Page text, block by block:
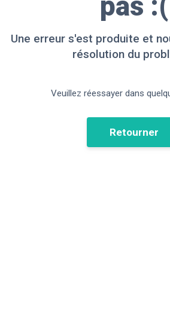
Une erreur s'est produite et
résolution du
Veuillez réessayer dans
Retourner